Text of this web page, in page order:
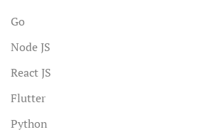
Go
Node JS
React JS
Flutter
Python